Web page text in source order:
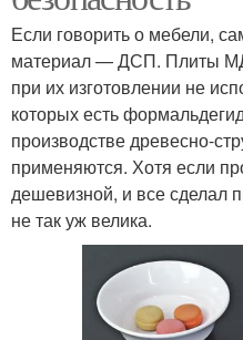
Если говорить о мебели,
материал — ДСП. Плиты
при их изготовлении не
которых есть
производстве древесно-
применяются. Хотя если
дешевизной, и все сделал
не так уж велика.